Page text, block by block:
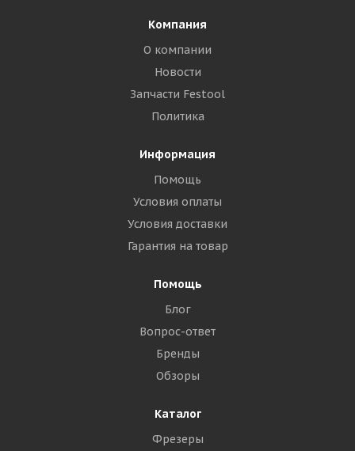
Компания
О компании
Новости
Запчасти Festool
Политика
Информация
Помощь
Условия оплаты
Условия доставки
Гарантия на товар
Помощь
Блог
Вопрос-ответ
Бренды
Обзоры
Каталог
Фрезеры